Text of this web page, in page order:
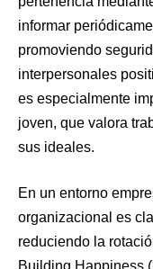
informar
promoviendo
interpersonales
es especialmente
joven, que valora
sus ideales.
En un entorno
organizacional es
reduciendo la
Building Happiness